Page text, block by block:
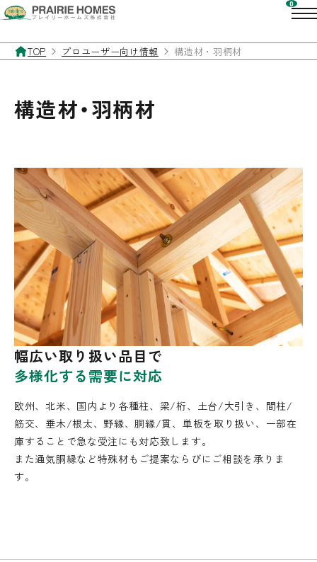
TOP プロユーザー向け情報 構造材・羽柄材
構造材・羽柄材
幅広い取り扱い品目で
多様化する需要に対応
欧州、北米、国内より各種柱、梁/桁、土台/大引き、間柱/
筋交、垂木/根太、野縁、胴縁/貫、単板を取り扱い、一部在
庫することで急な受注にも対応致します。
また通気胴縁など特殊材もご提案ならびにご相談を承りま
す。